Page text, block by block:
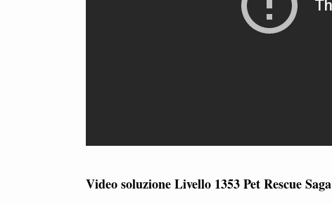
Video soluzione Livello 1353 Pet Rescue Saga